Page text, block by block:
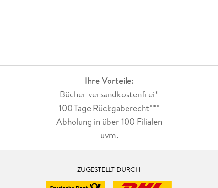
Ihre Vorteile:
Bücher versandkostenfrei*
100 Tage Rückgaberecht***
Abholung in über 100 Filialen
uvm.
ZUGESTELLT DURCH